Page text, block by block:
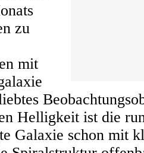
zu
mit
Helligkeit ist die
Galaxie schon mit